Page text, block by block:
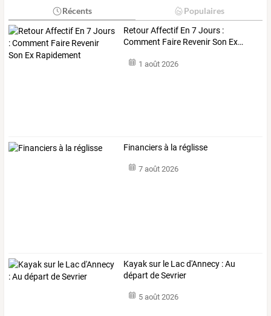
Récents Populaires
RetourAffectif En 7Jours :
Comment Faire RevenirSon Ex…
1 août 2026
Financiers à la réglisse
7 août 2026
Kayak sur le Lac d'Annecy : Au
départ de Sevrier
5 août 2026